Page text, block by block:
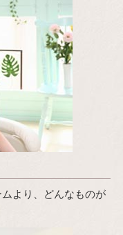
より、どんなものが